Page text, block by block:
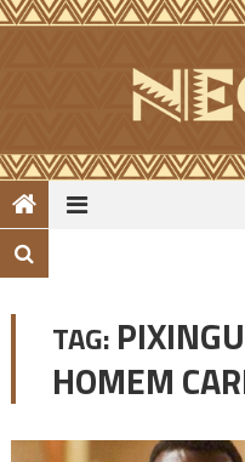
Skip
TAG:
HOMEM